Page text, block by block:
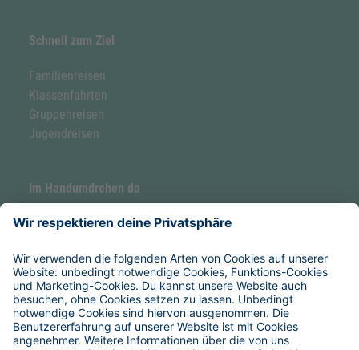
Schnell zum Ziel
Familienreisen
Klassenfahrten
Gruppenreisen
Jugendreisen
Im Handumdrehen da
Forellenhof by Hoefer
Service & Hilfe
Verpflegung